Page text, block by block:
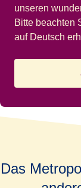
unseren
Bitte beachten
auf Deutsch
Das